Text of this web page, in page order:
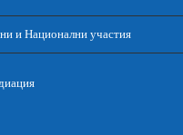
и Национални участия